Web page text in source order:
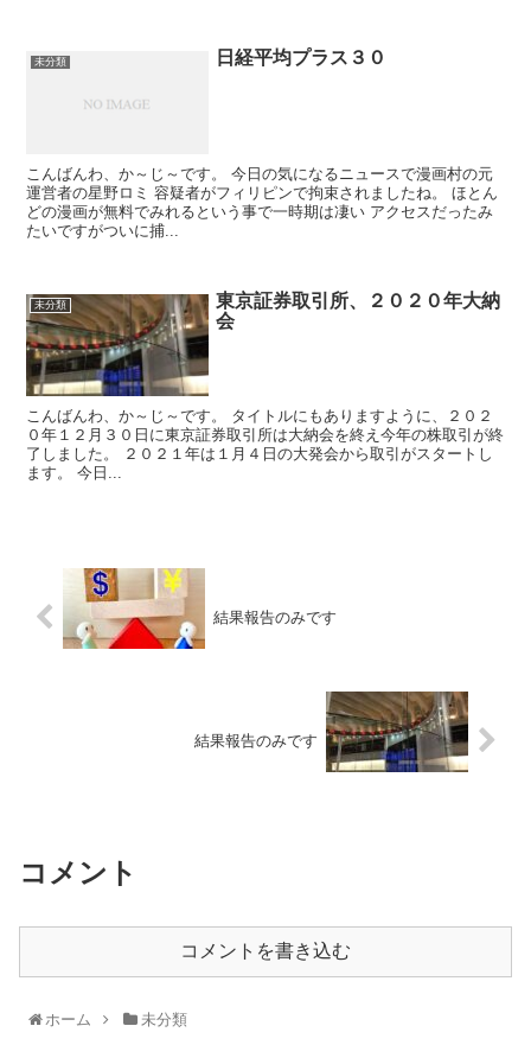
未分類 日経平均プラス３０
こんばんわ、か～じ～です。 今日の気になるニュースで漫画村の元
運営者の星野ロミ 容疑者がフィリピンで拘束されましたね。 ほとん
どの漫画が無料でみれるという事で一時期は凄い アクセスだったみ
たいですがついに捕...
未分類
東京証券取引所、２０２０年大納
会
こんばんわ、か～じ～です。 タイトルにもありますように、２０２
０年１２月３０日に東京証券取引所は大納会を終え今年の株取引が終
了しました。 ２０２１年は１月４日の大発会から取引がスタートし
ます。 今日...
結果報告のみです
結果報告のみです
コメント
コメントを書き込む
ホーム 未分類